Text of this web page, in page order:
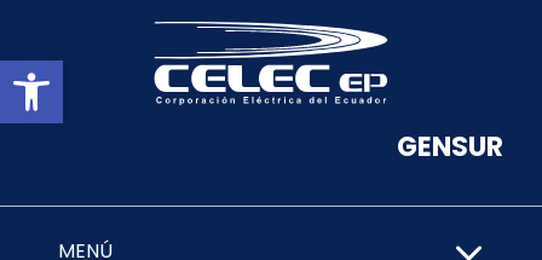
Abrir barra de herramientas
GENSUR
MENÚ